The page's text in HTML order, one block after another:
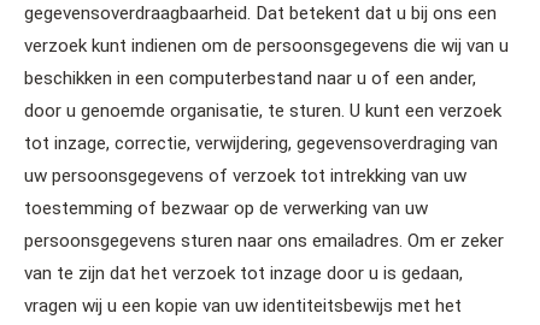
gegevensoverdraagbaarheid. Dat betekent dat u bij ons een
verzoek kunt indienen om de persoonsgegevens die wij van u
beschikken in een computerbestand naar u of een ander,
door u genoemde organisatie, te sturen. U kunt een verzoek
tot inzage, correctie, verwijdering, gegevensoverdraging van
uw persoonsgegevens of verzoek tot intrekking van uw
toestemming of bezwaar op de verwerking van uw
persoonsgegevens sturen naar ons emailadres. Om er zeker
van te zijn dat het verzoek tot inzage door u is gedaan,
vragen wij u een kopie van uw identiteitsbewijs met het